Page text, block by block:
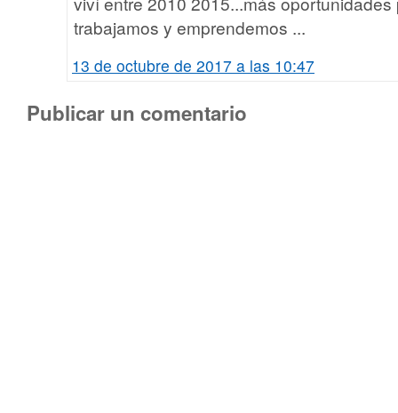
trabajamos y emprendemos ...
13 de octubre de 2017 a las 10:47
Publicar un comentario